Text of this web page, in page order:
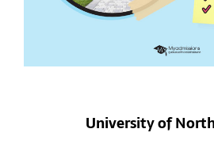
University of